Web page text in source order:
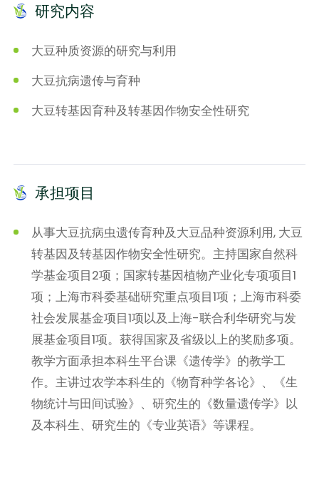
研究内容
大豆种质资源的研究与利用
大豆抗病遗传与育种
大豆转基因育种及转基因作物安全性研究
承担项目
从事大豆抗病虫遗传育种及大豆品种资源利用, 大豆
转基因及转基因作物安全性研究。主持国家自然科
学基金项目2项；国家转基因植物产业化专项项目1
项；上海市科委基础研究重点项目1项；上海市科委
社会发展基金项目1项以及上海-联合利华研究与发
展基金项目1项。获得国家及省级以上的奖励多项。
教学方面承担本科生平台课《遗传学》的教学工
作。主讲过农学本科生的《物育种学各论》、《生
物统计与田间试验》、研究生的《数量遗传学》以
及本科生、研究生的《专业英语》等课程。